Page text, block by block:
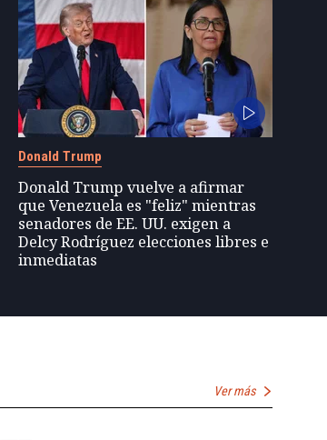
Donald Trump
Donald Trump vuelve a afirmar
que Venezuela es "feliz" mientras
senadores de EE. UU. exigen a
Delcy Rodríguez elecciones libres e
inmediatas
Ver más